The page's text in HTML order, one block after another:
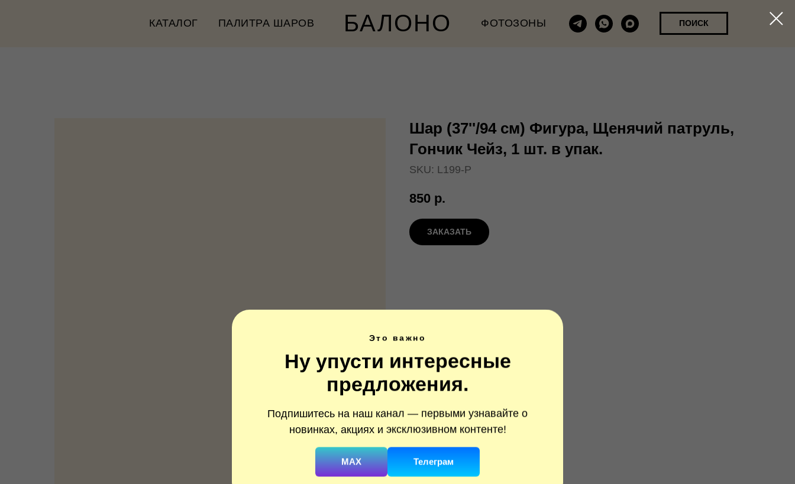
БАЛОНО
КАТАЛОГ ПАЛИТРА ШАРОВ ФОТОЗОНЫ ПОИСК
Это важно
Ну упусти интересные
предложения.
Подпишитесь на наш канал — первыми узнавайте о
новинках, акциях и эксклюзивном контенте!
MAX Телеграм
Шар (37''/94 см) Фигура, Щенячий патруль,
Гончик Чейз, 1 шт. в упак.
SKU: L199-P
850 р.
ЗАКАЗАТЬ